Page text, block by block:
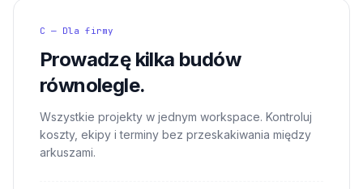
C — Dla firmy
Prowadzę kilka budów
równolegle.
Wszystkie projekty w jednym workspace. Kontroluj
koszty, ekipy i terminy bez przeskakiwania między
arkuszami.